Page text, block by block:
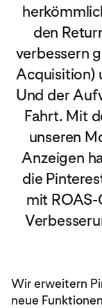
den
verbessern
Acquisition)
Und der
Fahrt. Mit
unseren
Anzeigen
die
mit
Wir erweitern
neue